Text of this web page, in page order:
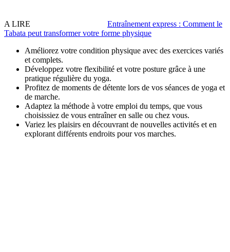
A LIRE
Entraînement express : Comment le
Tabata peut transformer votre forme physique
Améliorez votre condition physique avec des exercices variés
et complets.
Développez votre flexibilité et votre posture grâce à une
pratique régulière du yoga.
Profitez de moments de détente lors de vos séances de yoga et
de marche.
Adaptez la méthode à votre emploi du temps, que vous
choisissiez de vous entraîner en salle ou chez vous.
Variez les plaisirs en découvrant de nouvelles activités et en
explorant différents endroits pour vos marches.